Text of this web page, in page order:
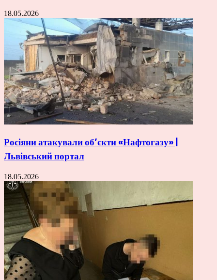
18.05.2026
Росіяни атакували об’єкти «Нафтогазу» |
Львівський портал
18.05.2026